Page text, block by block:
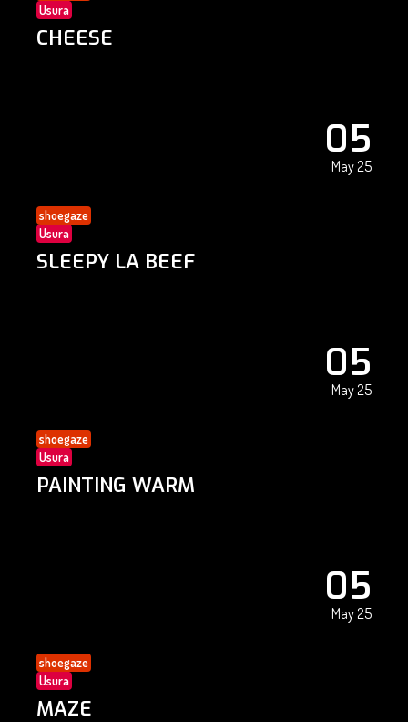
Usura
CHEESE
05
May 25
shoegaze
Usura
SLEEPY LA BEEF
05
May 25
shoegaze
Usura
PAINTING WARM
05
May 25
shoegaze
Usura
MAZE